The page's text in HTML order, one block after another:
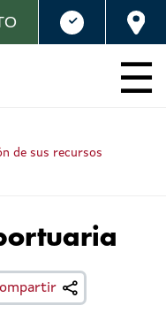
de sus recursos